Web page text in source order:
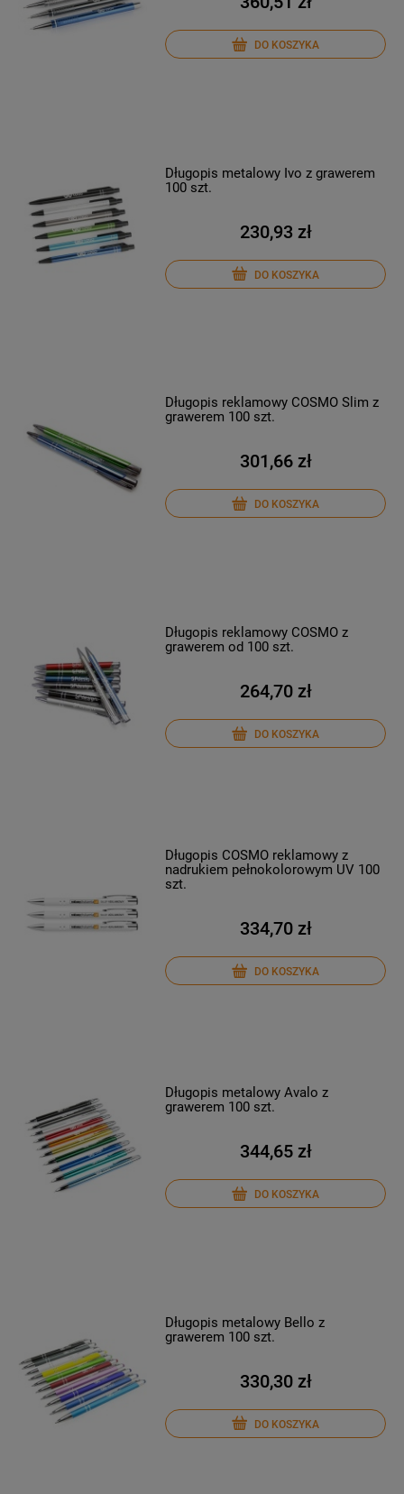
DO KOSZYKA
Długopis metalowy Ivo z grawerem
100 szt.
230,93 zł
DO KOSZYKA
Długopis reklamowy COSMO Slim z
grawerem 100 szt.
301,66 zł
DO KOSZYKA
Długopis reklamowy COSMO z
grawerem od 100 szt.
264,70 zł
DO KOSZYKA
Długopis COSMO reklamowy z
nadrukiem pełnokolorowym UV 100
szt.
334,70 zł
DO KOSZYKA
Długopis metalowy Avalo z
grawerem 100 szt.
344,65 zł
DO KOSZYKA
Długopis metalowy Bello z
grawerem 100 szt.
330,30 zł
DO KOSZYKA